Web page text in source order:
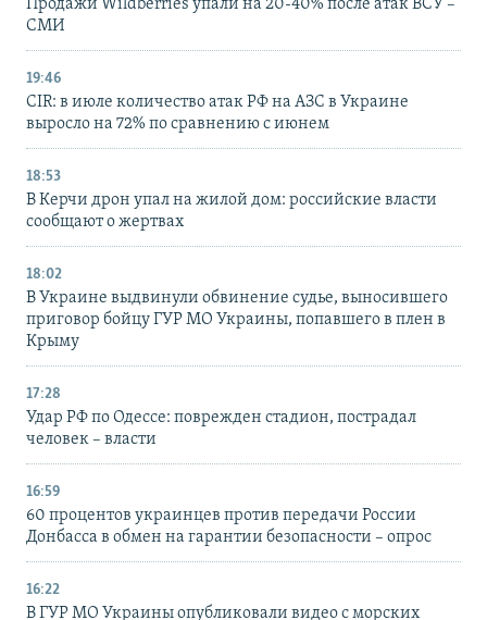
Продажи Wildberries упали на 20-40% после атак ВСУ –
СМИ
19:46
CIR: в июле количество атак РФ на АЗС в Украине
выросло на 72% по сравнению с июнем
18:53
В Керчи дрон упал на жилой дом: российские власти
сообщают о жертвах
18:02
В Украине выдвинули обвинение судье, выносившего
приговор бойцу ГУР МО Украины, попавшего в плен в
Крыму
17:28
Удар РФ по Одессе: поврежден стадион, пострадал
человек – власти
16:59
60 процентов украинцев против передачи России
Донбасса в обмен на гарантии безопасности – опрос
16:22
В ГУР МО Украины опубликовали видео с морских